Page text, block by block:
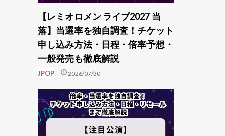
【レミオロメン ライブ2027 当
落】当選率を独自調査！チケット
申し込み方法・日程・倍率予想・
一般発売も徹底解説
JPOP schedule2026/07/30